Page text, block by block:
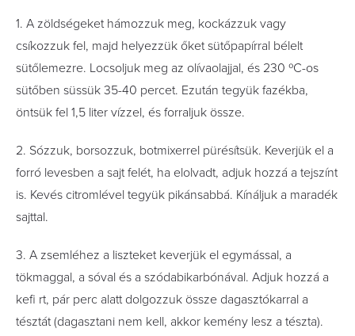
1. A zöldségeket hámozzuk meg, kockázzuk vagy
csíkozzuk fel, majd helyezzük őket sütőpapírral bélelt
sütőlemezre. Locsoljuk meg az olívaolajjal, és 230 ºC-os
sütőben süssük 35-40 percet. Ezután tegyük fazékba,
öntsük fel 1,5 liter vízzel, és forraljuk össze.
2. Sózzuk, borsozzuk, botmixerrel pürésítsük. Keverjük el a
forró levesben a sajt felét, ha elolvadt, adjuk hozzá a tejszínt
is. Kevés citromlével tegyük pikánsabbá. Kínáljuk a maradék
sajttal.
3. A zsemléhez a liszteket keverjük el egymással, a
tökmaggal, a sóval és a szódabikarbónával. Adjuk hozzá a
keﬁ rt, pár perc alatt dolgozzuk össze dagasztókarral a
tésztát (dagasztani nem kell, akkor kemény lesz a tészta).